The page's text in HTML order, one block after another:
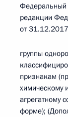
редакции
от
группы
признакам
химическому
агрегатному
форме);